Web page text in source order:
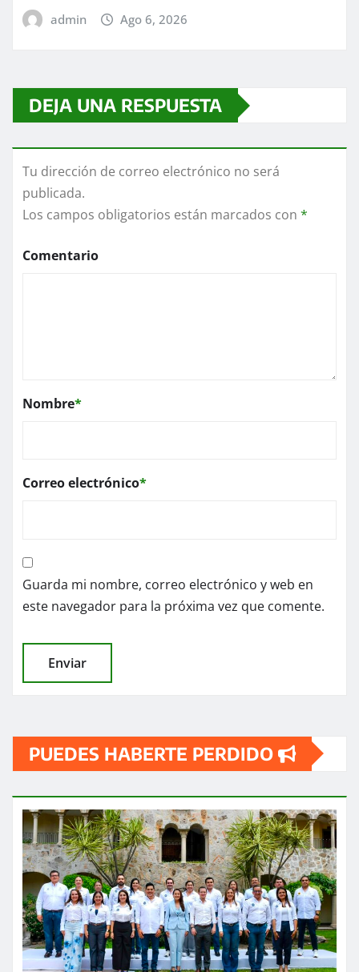
admin Ago 6, 2026
DEJA UNA RESPUESTA
Tu dirección de correo electrónico no será
publicada.
Los campos obligatorios están marcados con *
Comentario
Nombre*
Correo electrónico*
Guarda mi nombre, correo electrónico y web en
este navegador para la próxima vez que comente.
PUEDES HABERTE PERDIDO